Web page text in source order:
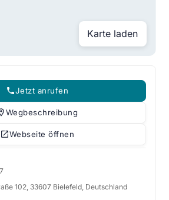
Karte laden
Jetzt anrufen
Wegbeschreibung
Webseite öffnen
102, 33607 Bielefeld, Deutschland